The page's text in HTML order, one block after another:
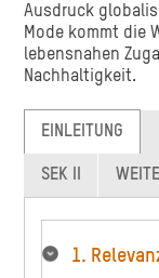
Ausdruck
Mode kommt die
lebensnahen
Nachhaltigkeit.
EINLEITUNG
SEK II
1.